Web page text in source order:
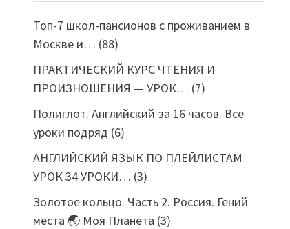
Топ-7 школ-пансионов с проживанием в
Москве и… (88)
ПРАКТИЧЕСКИЙ КУРС ЧТЕНИЯ И
ПРОИЗНОШЕНИЯ — УРОК… (7)
Полиглот. Английский за 16 часов. Все
уроки подряд (6)
АНГЛИЙСКИЙ ЯЗЫК ПО ПЛЕЙЛИСТАМ
УРОК 34 УРОКИ… (3)
Золотое кольцо. Часть 2. Россия. Гений
места 🌏 Моя Планета (3)